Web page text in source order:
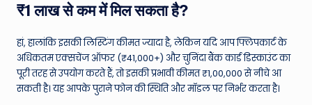
₹1 लाख से कम में मिल सकता है?
हां, हालांकि इसकी लिस्टिंग कीमत ज्यादा है, लेकिन यदि आप फ्लिपकार्ट के
अधिकतम एक्सचेंज ऑफर (₹41,000+) और चुनिंदा बैंक कार्ड डिस्काउंट का
पूरी तरह से उपयोग करते हैं, तो इसकी प्रभावी कीमत ₹1,00,000 से नीचे आ
सकती है। यह आपके पुराने फोन की स्थिति और मॉडल पर निर्भर करता है।